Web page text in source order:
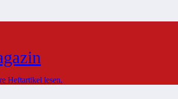
Heftartikel lesen.